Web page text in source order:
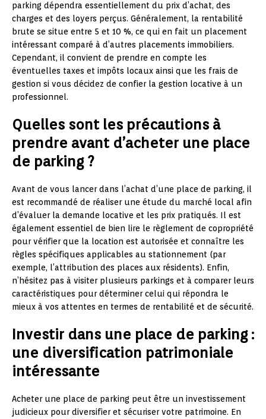
parking dépendra essentiellement du prix d’achat, des
charges et des loyers perçus. Généralement, la rentabilité
brute se situe entre 5 et 10 %, ce qui en fait un placement
intéressant comparé à d’autres placements immobiliers.
Cependant, il convient de prendre en compte les
éventuelles taxes et impôts locaux ainsi que les frais de
gestion si vous décidez de confier la gestion locative à un
professionnel.
Quelles sont les précautions à
prendre avant d’acheter une place
de parking ?
Avant de vous lancer dans l’achat d’une place de parking, il
est recommandé de réaliser une étude du marché local afin
d’évaluer la demande locative et les prix pratiqués. Il est
également essentiel de bien lire le règlement de copropriété
pour vérifier que la location est autorisée et connaître les
règles spécifiques applicables au stationnement (par
exemple, l’attribution des places aux résidents). Enfin,
n’hésitez pas à visiter plusieurs parkings et à comparer leurs
caractéristiques pour déterminer celui qui répondra le
mieux à vos attentes en termes de rentabilité et de sécurité.
Investir dans une place de parking :
une diversification patrimoniale
intéressante
Acheter une place de parking peut être un investissement
judicieux pour diversifier et sécuriser votre patrimoine. En